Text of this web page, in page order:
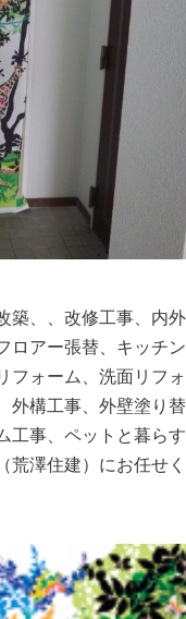
築、、改修工事、内
ロアー張替、キッチ
フォーム、洗面リフ
外構工事、外壁塗り
工事、ペットと暮ら
荒澤住建）にお任せ